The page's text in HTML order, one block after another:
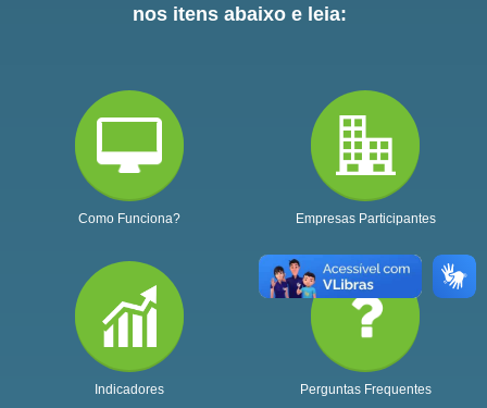
nos itens abaixo e leia:
Como Funciona? Empresas Participantes
Indicadores Perguntas Frequentes